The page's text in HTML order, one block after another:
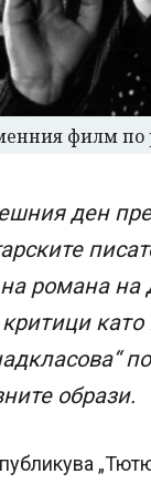
филм
ден
на романа
образи.